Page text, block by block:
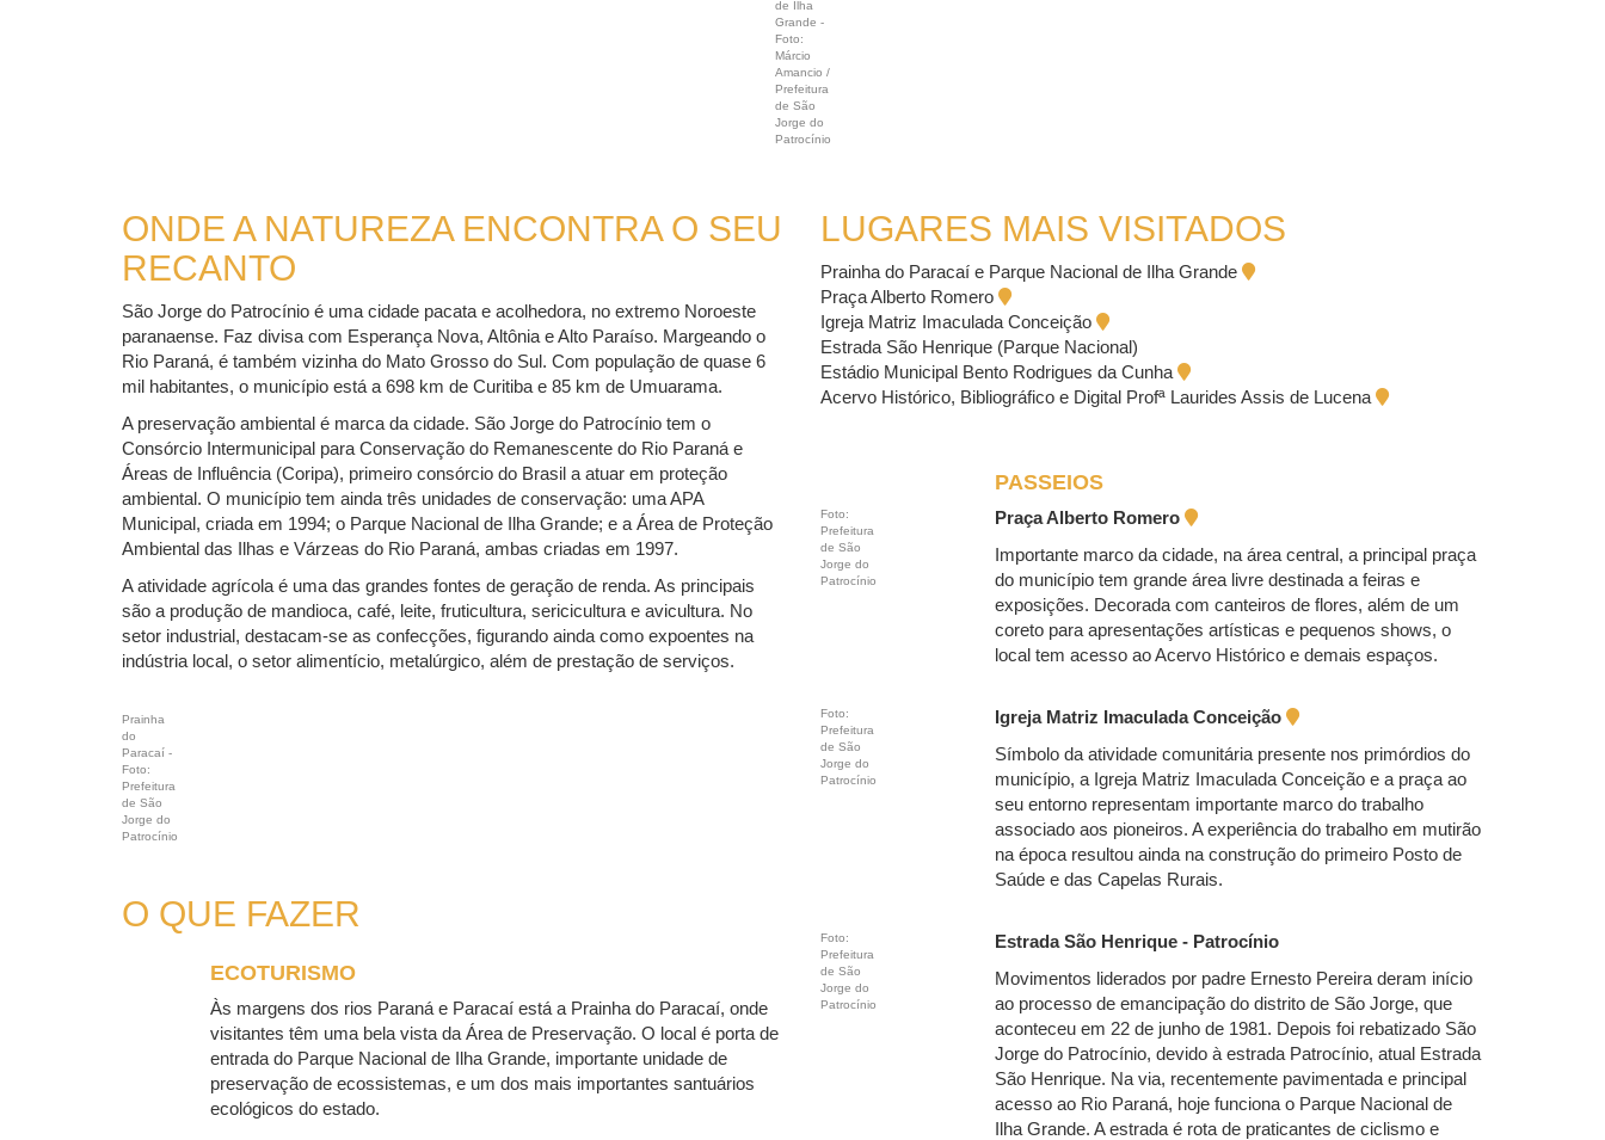
de Ilha
Grande -
Foto:
Márcio
Amancio /
Prefeitura
de São
Jorge do
Patrocínio
ONDE A NATUREZA ENCONTRA O SEU
RECANTO
São Jorge do Patrocínio é uma cidade pacata e acolhedora, no extremo Noroeste
paranaense. Faz divisa com Esperança Nova, Altônia e Alto Paraíso. Margeando o
Rio Paraná, é também vizinha do Mato Grosso do Sul. Com população de quase 6
mil habitantes, o município está a 698 km de Curitiba e 85 km de Umuarama.
A preservação ambiental é marca da cidade. São Jorge do Patrocínio tem o
Consórcio Intermunicipal para Conservação do Remanescente do Rio Paraná e
Áreas de Influência (Coripa), primeiro consórcio do Brasil a atuar em proteção
ambiental. O município tem ainda três unidades de conservação: uma APA
Municipal, criada em 1994; o Parque Nacional de Ilha Grande; e a Área de Proteção
Ambiental das Ilhas e Várzeas do Rio Paraná, ambas criadas em 1997.
A atividade agrícola é uma das grandes fontes de geração de renda. As principais
são a produção de mandioca, café, leite, fruticultura, sericicultura e avicultura. No
setor industrial, destacam-se as confecções, figurando ainda como expoentes na
indústria local, o setor alimentício, metalúrgico, além de prestação de serviços.
Prainha
do
Paracaí -
Foto:
Prefeitura
de São
Jorge do
Patrocínio
O QUE FAZER
ECOTURISMO
Às margens dos rios Paraná e Paracaí está a Prainha do Paracaí, onde
visitantes têm uma bela vista da Área de Preservação. O local é porta de
entrada do Parque Nacional de Ilha Grande, importante unidade de
preservação de ecossistemas, e um dos mais importantes santuários
ecológicos do estado.
LUGARES MAIS VISITADOS
Prainha do Paracaí e Parque Nacional de Ilha Grande
Praça Alberto Romero
Igreja Matriz Imaculada Conceição
Estrada São Henrique (Parque Nacional)
Estádio Municipal Bento Rodrigues da Cunha
Acervo Histórico, Bibliográfico e Digital Profª Laurides Assis de Lucena
PASSEIOS
Foto:
Prefeitura
de São
Jorge do
Patrocínio
Praça Alberto Romero
Importante marco da cidade, na área central, a principal praça
do município tem grande área livre destinada a feiras e
exposições. Decorada com canteiros de flores, além de um
coreto para apresentações artísticas e pequenos shows, o
local tem acesso ao Acervo Histórico e demais espaços.
Foto:
Prefeitura
de São
Jorge do
Patrocínio
Igreja Matriz Imaculada Conceição
Símbolo da atividade comunitária presente nos primórdios do
município, a Igreja Matriz Imaculada Conceição e a praça ao
seu entorno representam importante marco do trabalho
associado aos pioneiros. A experiência do trabalho em mutirão
na época resultou ainda na construção do primeiro Posto de
Saúde e das Capelas Rurais.
Foto:
Prefeitura
de São
Jorge do
Patrocínio
Estrada São Henrique - Patrocínio
Movimentos liderados por padre Ernesto Pereira deram início
ao processo de emancipação do distrito de São Jorge, que
aconteceu em 22 de junho de 1981. Depois foi rebatizado São
Jorge do Patrocínio, devido à estrada Patrocínio, atual Estrada
São Henrique. Na via, recentemente pavimentada e principal
acesso ao Rio Paraná, hoje funciona o Parque Nacional de
Ilha Grande. A estrada é rota de praticantes de ciclismo e